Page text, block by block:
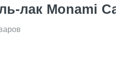
лак Monami